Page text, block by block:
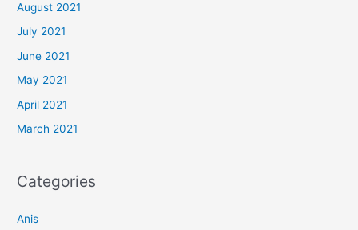
August 2021
July 2021
June 2021
May 2021
April 2021
March 2021
Categories
Anis